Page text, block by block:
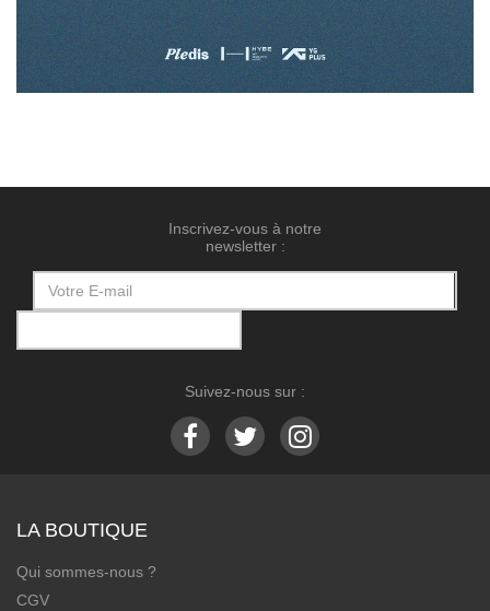
Inscrivez-vous à notre
newsletter :
Suivez-nous sur :
LA BOUTIQUE
Qui sommes-nous ?
CGV